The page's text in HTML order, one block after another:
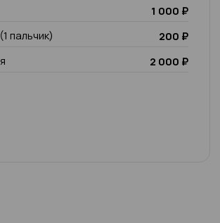
1 000 ₽
пальчик)
200 ₽
2 000 ₽